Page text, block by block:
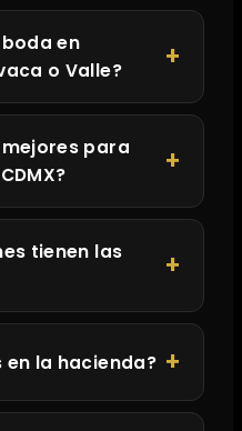
en
o Valle?
para
tienen las
la hacienda?